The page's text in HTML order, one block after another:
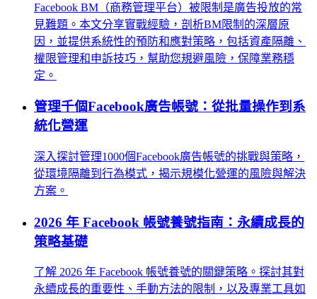
Facebook BM（商務管理平台）被限制是廣告投放的常
見難題。本文分享實戰經驗，剖析BM限制的深層原
因，並提供系統性的預防和應對策略，包括資產隔離、
權限管理和申訴技巧，幫助您規避風險，保障業務穩
定。
管理千個Facebook廣告帳號：從批量操作到系
統化營運
深入探討管理1000個Facebook廣告帳號的挑戰與策略，
從環境隔離到行為模式，揭示規模化營運的風險與解決
方案。
2026 年 Facebook 帳號養號指南：永續成長的
策略基礎
了解 2026 年 Facebook 帳號養號的關鍵策略。探討其對
永續成長的重要性、手動方法的限制，以及專業工具如